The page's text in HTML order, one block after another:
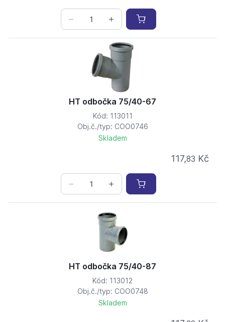
HT odbočka 75/40-67
Kód: 113011
Obj.č./typ: COO0746
Skladem
117,83 Kč
HT odbočka 75/40-87
Kód: 113012
Obj.č./typ: COO0748
Skladem